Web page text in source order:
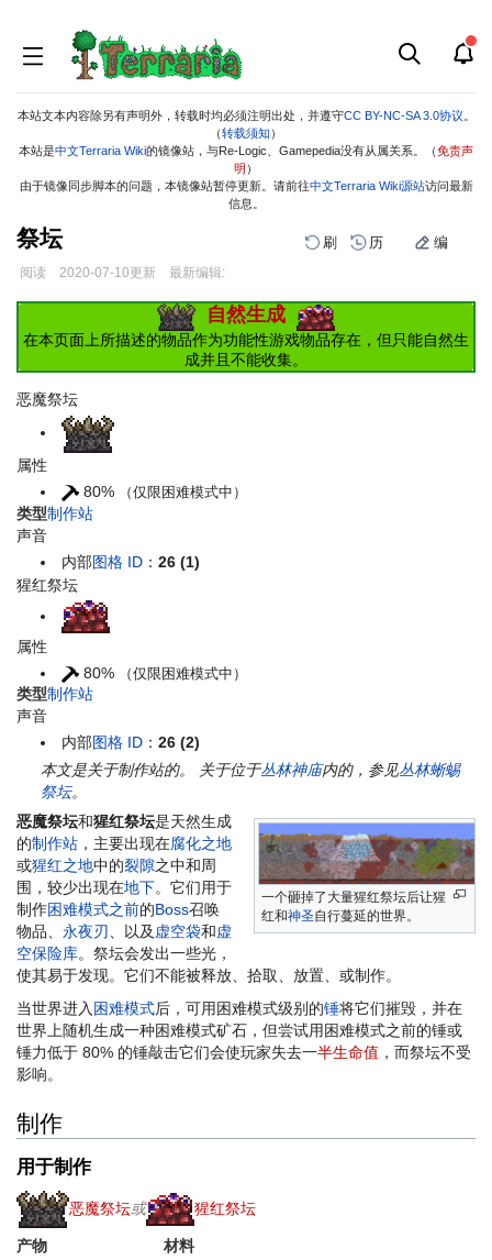
本站文本内容除另有声明外，转载时均必须注明出处，并遵守CC BY-NC-SA 3.0协议
（转载须知 ）
本站是中文Terraria Wiki的镜像站，与Re-Logic、Gamepedia没有从属关系。（免责声
明 ）
由于镜像同步脚本的问题，本镜像站暂停更新。请前往中文Terraria Wiki源站访问最新
信息。
祭坛 刷 历 编
阅读 2020-07-10更新 最新编辑:
跳
到
航
跳
到
索
自然生成
在本页面上所描述的物品作为功能性游戏物品存在，但只能自然生
成并且不能收集。
恶魔祭坛
属性
80%
（仅限困难模式中）
类型制作站
声音
内部图格 ID ：26 (1)
猩红祭坛
属性
80%
（仅限困难模式中）
类型制作站
声音
内部图格 ID ：26 (2)
本文是关于制作站的。 关于位于丛林神庙内的，参见丛林蜥蜴
祭坛。
一个砸掉了大量猩红祭坛后让猩
红和神圣自行蔓延的世界。
恶魔祭坛和猩红祭坛是天然生成
的制作站 ，主要出现在腐化之地
或猩红之地中的裂隙之中和周
围，较少出现在地下。它们用于
制作困难模式之前的Boss召唤
物品、 永夜刃 、以及 虚空袋和虚
空保险库。祭坛会发出一些光，
使其易于发现。它们不能被释放、拾取、放置、或制作。
当世界进入 困难模式后，可用困难模式级别的锤将它们摧毁，并在
世界上随机生成一种困难模式矿石，但尝试用困难模式之前的锤或
锤力低于 80% 的锤敲击它们会使玩家失去一半生命值 ，而祭坛不受
影响。
制作
用于制作
恶魔祭坛或 猩红祭坛
产物 材料